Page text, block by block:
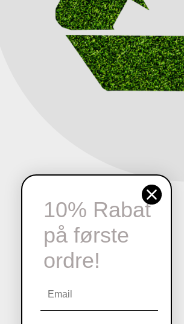
10% Rabat
på første
ordre!